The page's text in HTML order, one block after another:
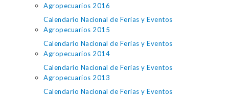
Agropecuarios 2016
Calendario Nacional de Ferias y Eventos
Agropecuarios 2015
Calendario Nacional de Ferias y Eventos
Agropecuarios 2014
Calendario Nacional de Ferias y Eventos
Agropecuarios 2013
Calendario Nacional de Ferias y Eventos